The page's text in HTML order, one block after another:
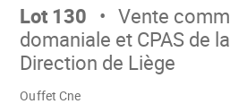
Lot 130
Vente
domaniale et CPAS de la
Direction de Liège
Ouffet Cne